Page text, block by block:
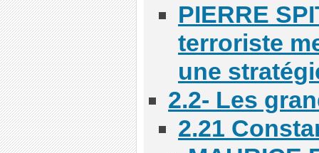
PIERRE
terroriste
une
2.2- Les
2.21